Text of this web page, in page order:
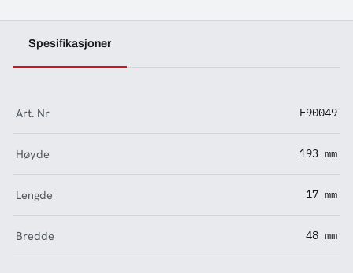
Spesifikasjoner
Art. Nr F90049
Høyde 193 mm
Lengde 17 mm
Bredde 48 mm